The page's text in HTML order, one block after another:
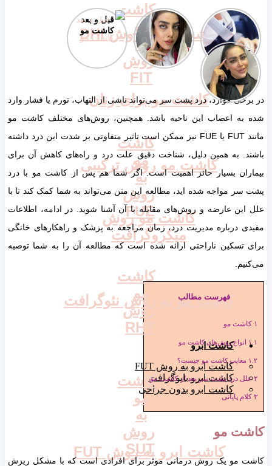
کاشت مو به روش DHI
کاشت مو برای زنان
کاشت مو روش ترکیبی
کاشت مو روش
میکروگرافت
کاشت مو به روش نئوگرافت
کاشت ابرو
کاشت ابرو به روش FUT
کاشت ابرو بایوگرافت
کاشت ابرو بدون جراحی
کاشت ابرو به روش FUT
کاشت
مو
به
روش
FIT
کاشت
مو
به
روش
FUE
کاشت
مو
روش
RHT
کاشت
مو
به
روش
SUT
روش‌های
کاشت مو
قبل و بعد
کاشت ابرو
قبل و بعد
کاشت مو
کاشت ابرو
در یک جلسه
در برخی موارد، درد پشت سر می‌تواند ناشی از التهاب، تورم یا فشار وارد
شده به اعصاب این ناحیه باشد. همچنین، روش‌های مختلف کاشت مو
مانند FUT یا FUE نیز ممکن است تاثیر متفاوتی بر شدت این درد داشته
باشند. به همین دلیل، شناخت دقیق علت درد و راه‌های کاهش آن برای
بیماران بسیار حائز اهمیت است. اگر شما هم پس از کاشت مو با درد
پشت سر مواجه شده اید، مطالعه این متن می‌تواند به شما کمک کند تا با
علل این عارضه و روش‌های مقابله با آن آشنا شوید. در ادامه، اطلاعات
مفیدی درباره مدیریت درد، زمان مراجعه به پزشک و راهکارهای خانگی
برای تسکین ناراحتی ارائه شده است که مطالعه آن را به شما توصیه
می‌کنیم.
فهرست مطالب
۱ کاشت مو
۱.۱ انواع روش‌های کاشت مو
۱.۲ معایب کاشت مو چیست؟
۲علل درد پشت سر بعد از کاشت مو
۳ کلام پایانی
کاشت مو
کاشت مو یک روش درمانی موثر برای افرادی است که با مشکل ریزش